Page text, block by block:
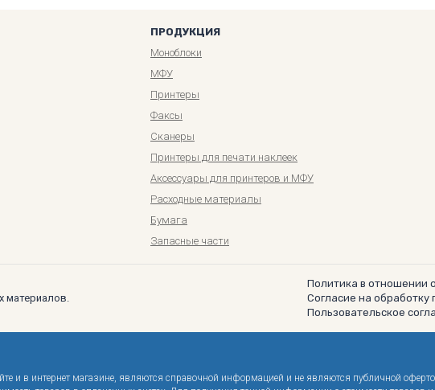
ПРОДУКЦИЯ
Моноблоки
МФУ
Принтеры
Факсы
Сканеры
Принтеры для печати наклеек
Аксессуары для принтеров и МФУ
Расходные материалы
Бумага
Запасные части
материалов.
Политика в отношении
Согласие на
Пользовательское
и в интернет магазине, являются справочной информацией и не являются публичной